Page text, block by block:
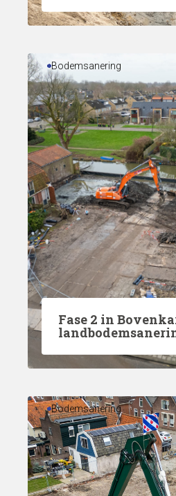
Bodemsanering
Fase 2 in
Bodemsanering